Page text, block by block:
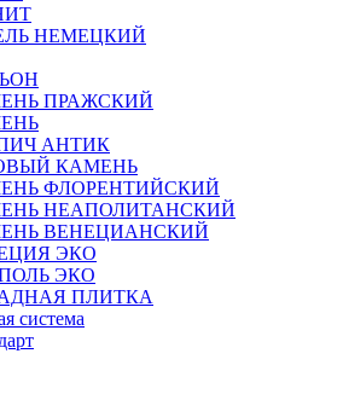
НЕМЕЦКИЙ
ПРАЖСКИЙ
АНТИК
КАМЕНЬ
ФЛОРЕНТИЙСКИЙ
НЕАПОЛИТАНСКИЙ
ВЕНЕЦИАНСКИЙ
ЭКО
ЭКО
ПЛИТКА
система